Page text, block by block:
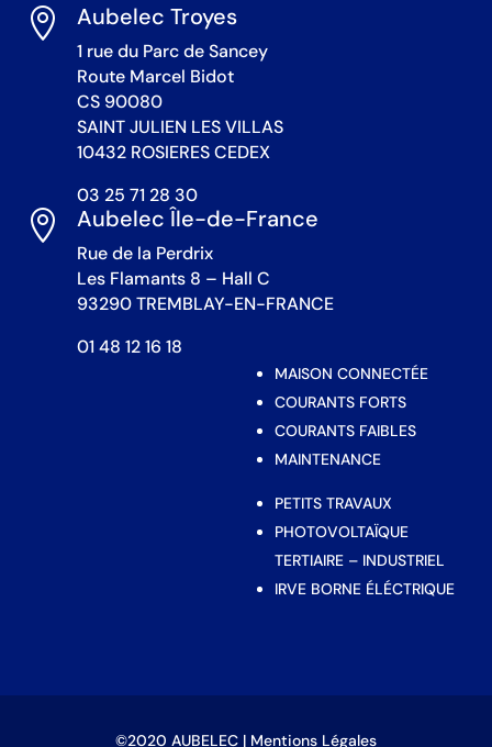
 Aubelec Troyes
1 rue du Parc de Sancey
Route Marcel Bidot
CS 90080
SAINT JULIEN LES VILLAS
10432 ROSIERES CEDEX
03 25 71 28 30
 Aubelec Île-de-France
Rue de la Perdrix
Les Flamants 8 – Hall C
93290 TREMBLAY-EN-FRANCE
01 48 12 16 18
MAISON CONNECTÉE
COURANTS FORTS
COURANTS FAIBLES
MAINTENANCE
PETITS TRAVAUX
PHOTOVOLTAÏQUE
TERTIAIRE – INDUSTRIEL
IRVE BORNE ÉLÉCTRIQUE
©2020 AUBELEC | Mentions Légales